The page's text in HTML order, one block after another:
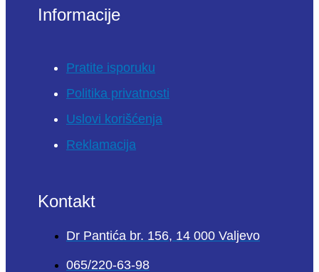
Informacije
Pratite isporuku
Politika privatnosti
Uslovi korišćenja
Reklamacija
Kontakt
Dr Pantića br. 156, 14 000 Valjevo
065/220-63-98